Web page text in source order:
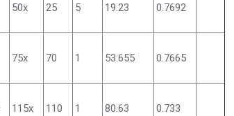
50x 25 5 19.23 0.7692
75x 70 1 53.655 0.7665
115x 110 1 80.63 0.733